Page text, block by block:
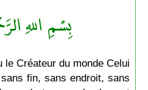
بِسْمِ اللهِ
le Créateur du monde Celui
fin, sans endroit, sans